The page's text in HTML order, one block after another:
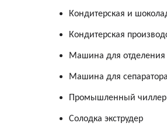
Промышленный чиллер
Солодка экструдер